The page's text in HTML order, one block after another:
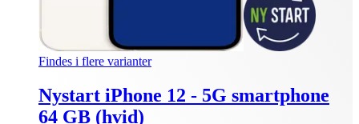
Findes i flere varianter
Nystart iPhone 12 - 5G smartphone
64 GB (hvid)